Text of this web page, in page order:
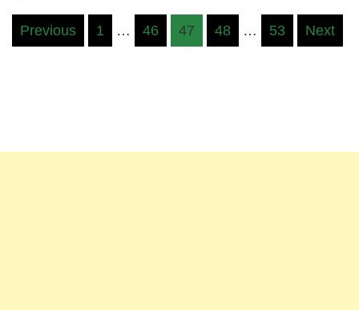
Posts
Previous 1 … 46 47 48 … 53 Next